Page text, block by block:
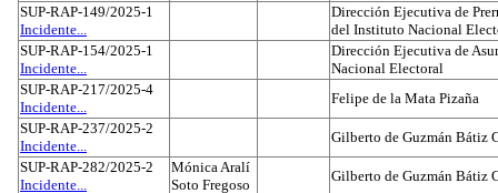
SUP-RAP-149/2025-1
Incidente...
Dirección Ejecutiva de
del Instituto Nacional
SUP-RAP-154/2025-1
Incidente...
Dirección Ejecutiva de
Nacional Electoral
SUP-RAP-217/2025-4
Incidente...
Felipe de la Mata Pizaña
SUP-RAP-237/2025-2
Incidente...
Gilberto de Guzmán Bátiz
SUP-RAP-282/2025-2
Incidente...
Mónica Aralí
Soto Fregoso
Gilberto de Guzmán Bátiz